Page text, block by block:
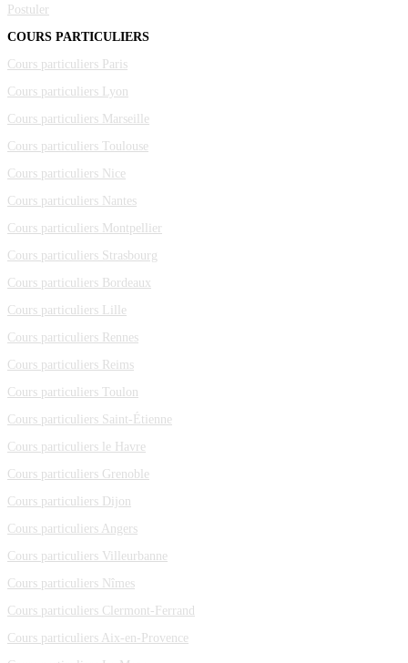
Postuler
COURS PARTICULIERS
Cours particuliers Paris
Cours particuliers Lyon
Cours particuliers Marseille
Cours particuliers Toulouse
Cours particuliers Nice
Cours particuliers Nantes
Cours particuliers Montpellier
Cours particuliers Strasbourg
Cours particuliers Bordeaux
Cours particuliers Lille
Cours particuliers Rennes
Cours particuliers Reims
Cours particuliers Toulon
Cours particuliers Saint-Étienne
Cours particuliers le Havre
Cours particuliers Grenoble
Cours particuliers Dijon
Cours particuliers Angers
Cours particuliers Villeurbanne
Cours particuliers Nîmes
Cours particuliers Clermont-Ferrand
Cours particuliers Aix-en-Provence